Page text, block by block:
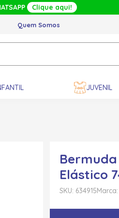
Clique aqui!
Quem Somos
JUVENIL
Elástico
SKU: 634915Marca: